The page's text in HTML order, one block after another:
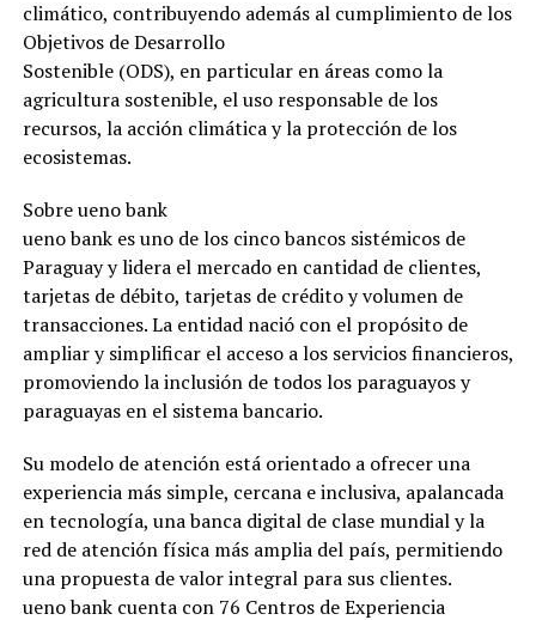
climático, contribuyendo además al cumplimiento de los
Objetivos de Desarrollo
Sostenible (ODS), en particular en áreas como la
agricultura sostenible, el uso responsable de los
recursos, la acción climática y la protección de los
ecosistemas.
Sobre ueno bank
ueno bank es uno de los cinco bancos sistémicos de
Paraguay y lidera el mercado en cantidad de clientes,
tarjetas de débito, tarjetas de crédito y volumen de
transacciones. La entidad nació con el propósito de
ampliar y simplificar el acceso a los servicios financieros,
promoviendo la inclusión de todos los paraguayos y
paraguayas en el sistema bancario.
Su modelo de atención está orientado a ofrecer una
experiencia más simple, cercana e inclusiva, apalancada
en tecnología, una banca digital de clase mundial y la
red de atención física más amplia del país, permitiendo
una propuesta de valor integral para sus clientes.
ueno bank cuenta con 76 Centros de Experiencia